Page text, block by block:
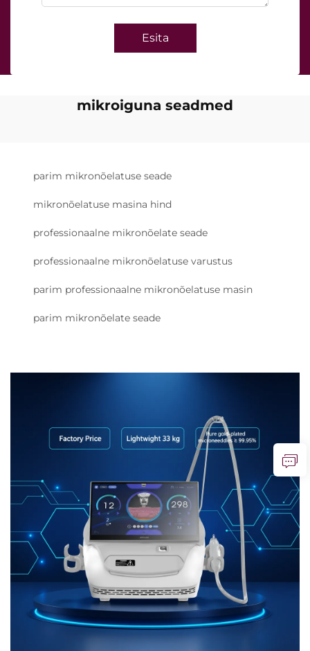
Esita
mikroiguna seadmed
parim mikronõelatuse seade
mikronõelatuse masina hind
professionaalne mikronõelate seade
professionaalne mikronõelatuse varustus
parim professionaalne mikronõelatuse masin
parim mikronõelate seade